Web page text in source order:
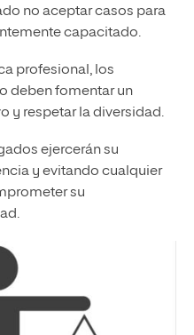
no aceptar casos para
capacitado.
profesional, los
deben fomentar un
y respetar la diversidad.
ejercerán su
y evitando cualquier
su